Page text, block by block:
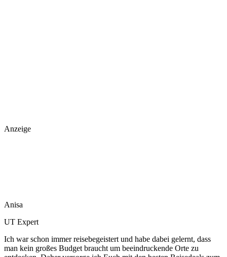
Anzeige
Anisa
UT Expert
Ich war schon immer reisebegeistert und habe dabei gelernt, dass
man kein großes Budget braucht um beeindruckende Orte zu